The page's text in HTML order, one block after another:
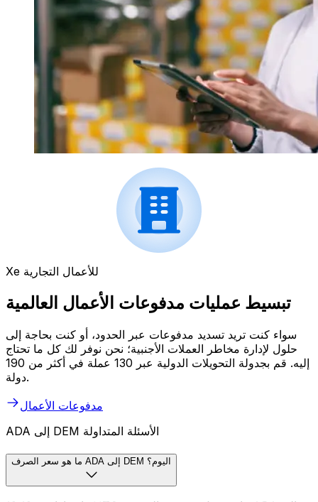
Xe للأعمال التجارية
تبسيط عمليات مدفوعات الأعمال العالمية
سواء كنت تريد تسديد مدفوعات عبر الحدود، أو كنت بحاجة إلى
حلول لإدارة مخاطر العملات الأجنبية؛ نحن نوفر لك كل ما تحتاج
إليه. قم بجدولة التحويلات الدولية عبر 130 عملة في أكثر من 190
دولة.
مدفوعات الأعمال
ADA إلى DEM الأسئلة المتداولة
ما هو سعر الصرف ADA إلى DEM اليوم؟